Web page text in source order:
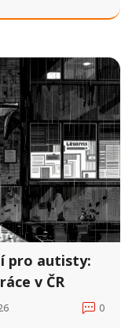
pro autisty:
v ČR
0